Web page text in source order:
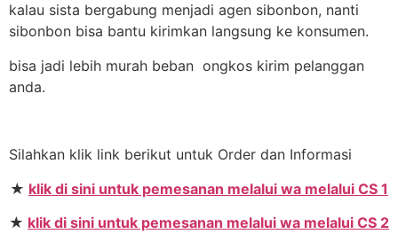
kalau sista bergabung menjadi agen sibonbon, nanti
sibonbon bisa bantu kirimkan langsung ke konsumen.
bisa jadi lebih murah beban ongkos kirim pelanggan
anda.
Silahkan klik link berikut untuk Order dan Informasi
★ klik di sini untuk pemesanan melalui wa melalui CS 1
★ klik di sini untuk pemesanan melalui wa melalui CS 2